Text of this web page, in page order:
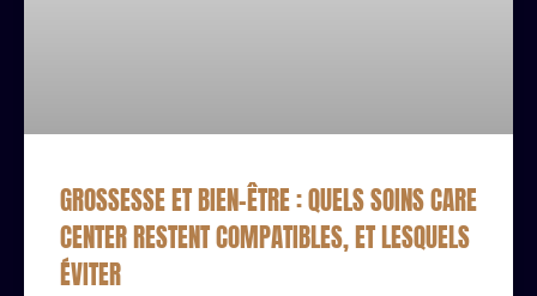
GROSSESSE ET BIEN-ÊTRE : QUELS SOINS CARE
CENTER RESTENT COMPATIBLES, ET LESQUELS
ÉVITER